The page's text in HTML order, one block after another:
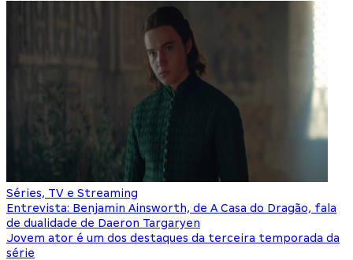
Séries, TV e Streaming
Entrevista: Benjamin Ainsworth, de A Casa do Dragão, fala
de dualidade de Daeron Targaryen
Jovem ator é um dos destaques da terceira temporada da
série